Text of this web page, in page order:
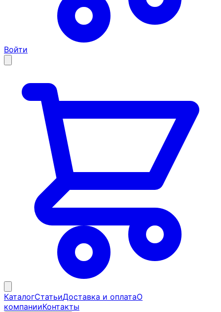
Войти
КаталогСтатьиДоставка и оплатаО
компанииКонтакты